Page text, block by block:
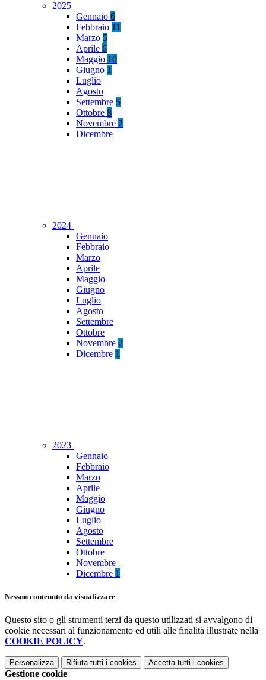
2025
Gennaio 6
Febbraio 11
Marzo 5
Aprile 6
Maggio 10
Giugno 1
Luglio
Agosto
Settembre 5
Ottobre 8
Novembre 2
Dicembre
2024
Gennaio
Febbraio
Marzo
Aprile
Maggio
Giugno
Luglio
Agosto
Settembre
Ottobre
Novembre 2
Dicembre 1
2023
Gennaio
Febbraio
Marzo
Aprile
Maggio
Giugno
Luglio
Agosto
Settembre
Ottobre
Novembre
Dicembre 1
Nessun contenuto da visualizzare
Questo sito o gli strumenti terzi da questo utilizzati si avvalgono di
cookie necessari al funzionamento ed utili alle finalità illustrate nella
COOKIE POLICY.
Personalizza Rifiuta tutti i cookies Accetta tutti i cookies
Gestione cookie